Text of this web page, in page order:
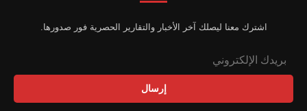
اشترك معنا ليصلك آخر الأخبار والتقارير الحصرية فور صدورها.
إرسال